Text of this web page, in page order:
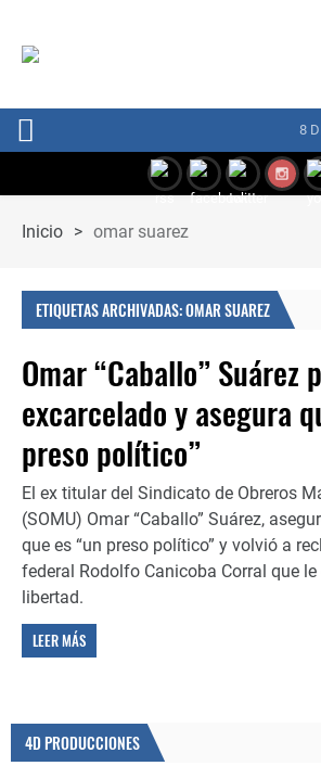
8
Inicio > omar suarez
ETIQUETAS ARCHIVADAS: OMAR SUAREZ
Omar “Caballo” Suárez
excarcelado y asegura
preso político”
El ex titular del Sindicato de Obreros
(SOMU) Omar “Caballo” Suárez,
que es “un preso político” y volvió a
federal Rodolfo Canicoba Corral que
libertad.
LEER MÁS
4D PRODUCCIONES